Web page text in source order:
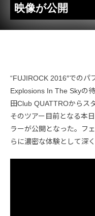
映像が公開
“FUJIROCK 2016″でのパ
Explosions In The Skyの
田Club QUATTROからス
そのツアー目前となる本
ラーが公開となった。フ
らに濃密な体験として深